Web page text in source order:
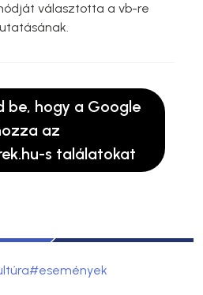
választotta a vb-re
be, hogy a Google
az
s találatokat
#események